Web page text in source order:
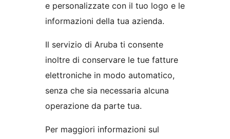
e personalizzate con il tuo logo e le
informazioni della tua azienda.
Il servizio di Aruba ti consente
inoltre di conservare le tue fatture
elettroniche in modo automatico,
senza che sia necessaria alcuna
operazione da parte tua.
Per maggiori informazioni sul